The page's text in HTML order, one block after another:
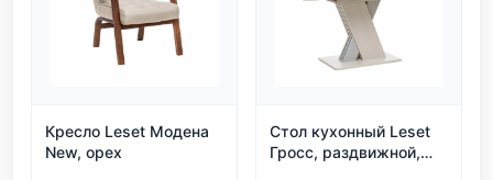
Кресло Leset Модена
New, орех
Стол кухонный Leset
Гросс, раздвижной,